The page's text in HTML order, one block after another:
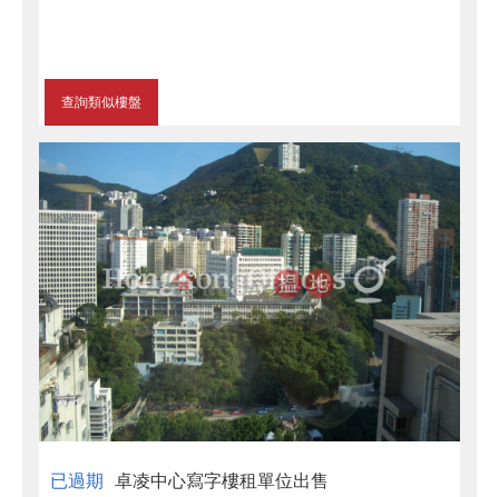
查詢類似樓盤
已過期 卓凌中心寫字樓租單位出售